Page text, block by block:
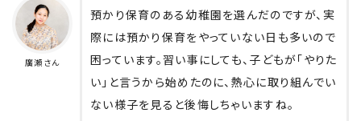
廣瀬さん
預かり保育のある幼稚園を選んだのですが、実
際には預かり保育をやっていない日も多いので
困っています。習い事にしても、子どもが「やりた
い」と言うから始めたのに、熱心に取り組んでい
ない様子を見ると後悔しちゃいますね。